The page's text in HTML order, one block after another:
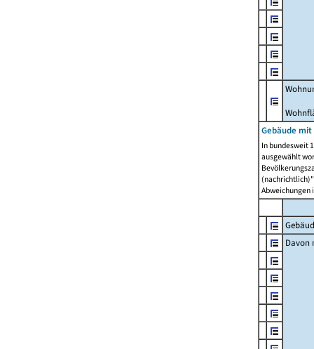
Gebäude
In bundesweit
ausgewählt
Abweichungen
Davon